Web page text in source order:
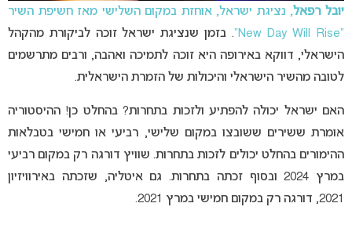
יובל רפאל, נציגת ישראל, אוחזת במקום השלישי מאז חשיפת השיר
“New Day Will Rise”
. בזמן שנציגת ישראל זוכה לביקורת מהקהל
הישראלי, דווקא באירופה היא זוכה לתמיכה ואהבה, ורבים מתרשמים
לטובה מהשיר הישראלי והיכולות של הזמרת הישראלית.
האם ישראל יכולה להפתיע ולזכות בתחרות? בהחלט כן! ההיסטוריה
אומרת ששירים ששובצו במקום שלישי, רביעי או חמישי בטבלאות
ההימורים בהחלט יכולים לזכות בתחרות. שוויץ דורגה רק במקום רביעי
במרץ 2024 ובסוף זכתה בתחרות. גם איטליה, שזכתה באירוויזיון
2021, דורגה רק במקום חמישי במרץ 2021.